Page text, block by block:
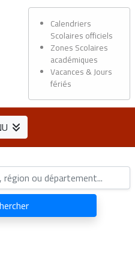
Calendriers
Scolaires officiels
Zones Scolaires
académiques
Vacances & Jours
fériés